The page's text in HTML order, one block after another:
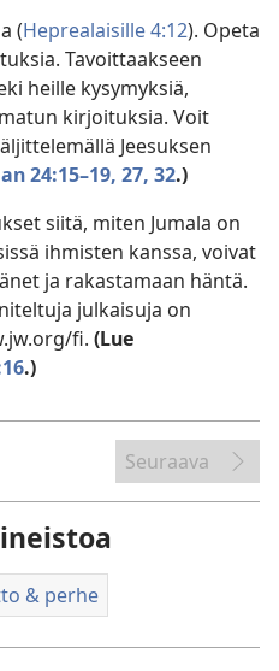
(Heprealaisille 4:12). Opeta
Tavoittaakseen
heille kysymyksiä,
kirjoituksia. Voit
Jeesuksen
24:15–19, 27, 32.)
siitä, miten Jumala on
ihmisten kanssa, voivat
ja rakastamaan häntä.
julkaisuja on
fi. (Lue
.)
Seuraava
& perhe